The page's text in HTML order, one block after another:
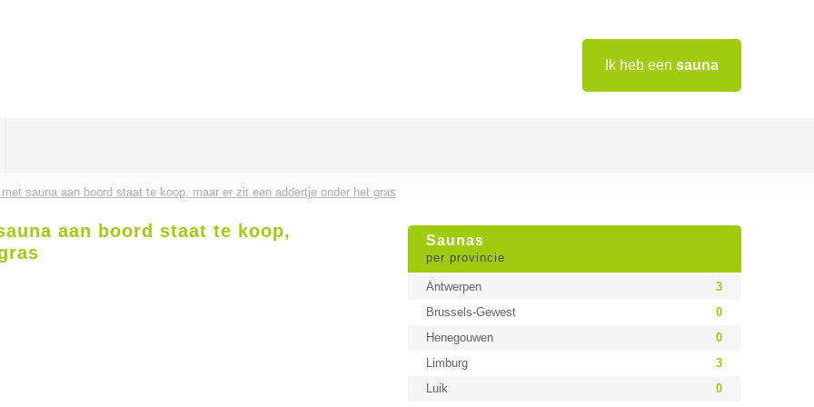
Ik heb een sauna
sauna aan boord staat te koop, maar er zit een addertje onder het gras
Saunas
per provincie
Antwerpen
3
Brussels-Gewest
0
Henegouwen
0
Limburg
3
Luik
0
aan boord staat te koop,